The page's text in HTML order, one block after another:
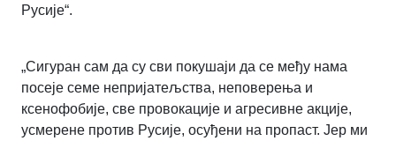
Русије“.
„Сигуран сам да су сви покушаји да се међу нама
посеје семе непријатељства, неповерења и
ксенофобије, све провокације и агресивне акције,
усмерене против Русије, осуђени на пропаст. Јер ми